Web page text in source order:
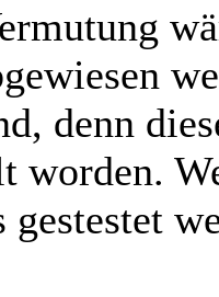
denn
worden.
gestestet